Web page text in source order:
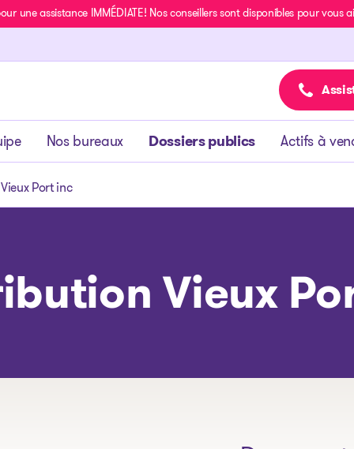
une assistance IMMÉDIATE! Nos conseillers sont disponibles pour vous
Nos bureaux Dossiers publics Actifs à
Port inc
Vieux